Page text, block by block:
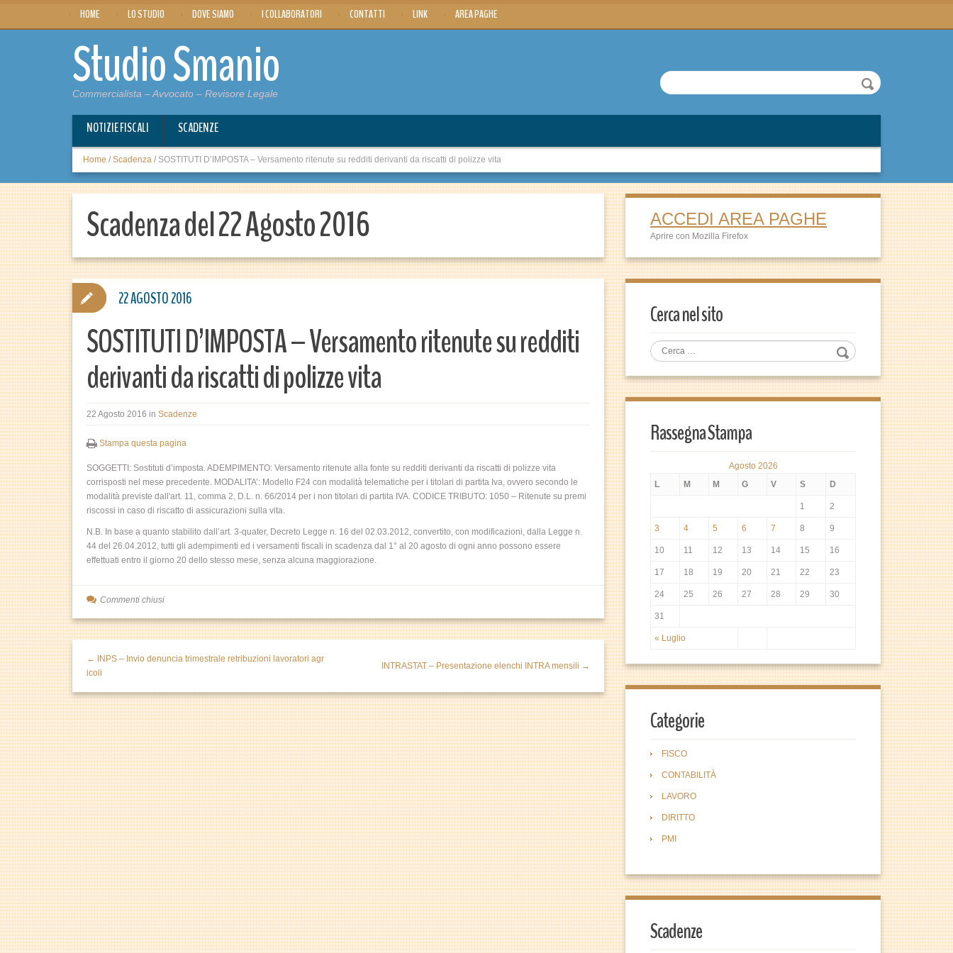
HOME LO STUDIO DOVE SIAMO I COLLABORATORI CONTATTI LINK AREA PAGHE
Studio Smanio
Commercialista – Avvocato – Revisore Legale
NOTIZIE FISCALI SCADENZE
Home / Scadenza / SOSTITUTI D’IMPOSTA – Versamento ritenute su redditi derivanti da riscatti di polizze vita
Scadenza del 22 Agosto 2016
SOSTITUTI D’IMPOSTA – Versamento ritenute su redditi
derivanti da riscatti di polizze vita
22 Agosto 2016 in Scadenze
Stampa questa pagina
SOGGETTI: Sostituti d’imposta. ADEMPIMENTO: Versamento ritenute alla fonte su redditi derivanti da riscatti di polizze vita
corrisposti nel mese precedente. MODALITA’: Modello F24 con modalità telematiche per i titolari di partita Iva, ovvero secondo le
modalità previste dall'art. 11, comma 2, D.L. n. 66/2014 per i non titolari di partita IVA. CODICE TRIBUTO: 1050 – Ritenute su premi
riscossi in caso di riscatto di assicurazioni sulla vita.
N.B. In base a quanto stabilito dall’art. 3-quater, Decreto Legge n. 16 del 02.03.2012, convertito, con modificazioni, dalla Legge n.
44 del 26.04.2012, tutti gli adempimenti ed i versamenti fiscali in scadenza dal 1° al 20 agosto di ogni anno possono essere
effettuati entro il giorno 20 dello stesso mese, senza alcuna maggiorazione.
22 AGOSTO 2016
Commenti chiusi
← INPS – Invio denuncia trimestrale retribuzioni lavoratori agr
icoli
INTRASTAT – Presentazione elenchi INTRA mensili →
ACCEDI AREA PAGHE
Aprire con Mozilla Firefox
Cerca nel sito
Rassegna Stampa
Agosto 2026
L
M M G V S D
« Luglio
1 2
3 4 5 6 7 8 9
10 11 12 13 14 15 16
17 18 19 20 21 22 23
24 25 26 27 28 29 30
31
Categorie
FISCO
CONTABILITÀ
LAVORO
DIRITTO
PMI
Scadenze